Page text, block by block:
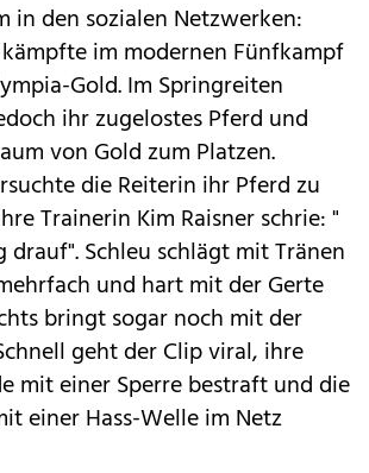
in den sozialen Netzwerken:
im modernen Fünfkampf
Gold. Im Springreiten
ihr zugelostes Pferd und
von Gold zum Platzen.
die Reiterin ihr Pferd zu
Trainerin Kim Raisner schrie: "
drauf". Schleu schlägt mit Tränen
und hart mit der Gerte
bringt sogar noch mit der
geht der Clip viral, ihre
mit einer Sperre bestraft und die
einer Hass-Welle im Netz